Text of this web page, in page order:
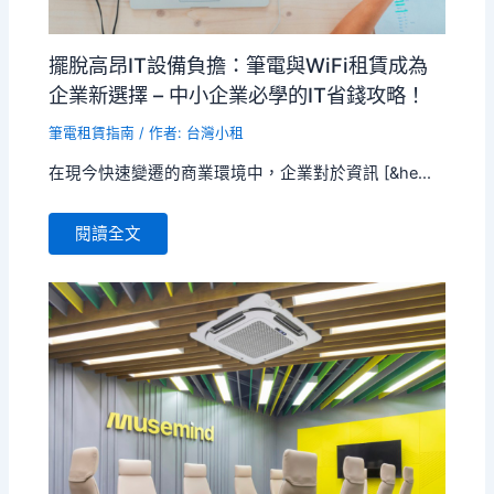
擺脫高昂IT設備負擔：筆電與WiFi租賃成為
企業新選擇 – 中小企業必學的IT省錢攻略！
筆電租賃指南 / 作者: 台灣小租
在現今快速變遷的商業環境中，企業對於資訊 [&he...
閱讀全文